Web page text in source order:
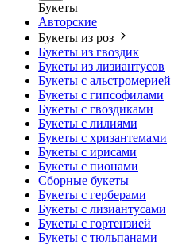
Букеты
Авторские
Букеты из роз
Букеты из гвоздик
Букеты из лизиантусов
Букеты с альстромерией
Букеты с гипсофилами
Букеты с гвоздиками
Букеты с лилиями
Букеты с хризантемами
Букеты с ирисами
Букеты с пионами
Сборные букеты
Букеты с герберами
Букеты с лизиантусами
Букеты с гортензией
Букеты с тюльпанами